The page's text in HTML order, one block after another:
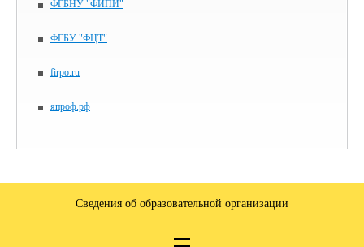
ФГБНУ "ФИПИ"
ФГБУ "ФЦТ"
firpo.ru
япроф.рф
Сведения об образовательной организации